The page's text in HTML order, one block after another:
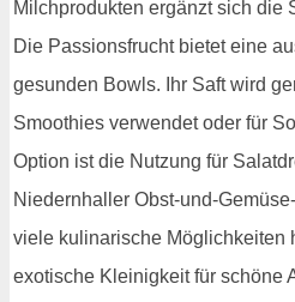
Milchprodukten ergänzt sich die
Die Passionsfrucht bietet eine
gesunden Bowls. Ihr Saft wird
Smoothies verwendet oder für
Option ist die Nutzung für
Niedernhaller Obst-und-
viele kulinarische Möglichkeiten
exotische Kleinigkeit für schöne